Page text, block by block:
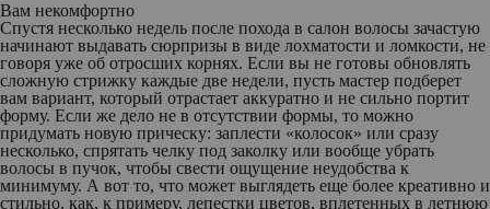
Вам некомфортно
Спустя несколько недель после похода в салон волосы зачастую
начинают выдавать сюрпризы в виде лохматости и ломкости, не
говоря уже об отросших корнях. Если вы не готовы обновлять
сложную стрижку каждые две недели, пусть мастер подберет
вам вариант, который отрастает аккуратно и не сильно портит
форму. Если же дело не в отсутствии формы, то можно
придумать новую прическу: заплести «колосок» или сразу
несколько, спрятать челку под заколку или вообще убрать
волосы в пучок, чтобы свести ощущение неудобства к
минимуму. А вот то, что может выглядеть еще более креативно и
стильно, как, к примеру, лепестки цветов, вплетенных в летнюю